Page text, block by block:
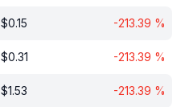
$0.15 -213.39 %
$0.31 -213.39 %
$1.53 -213.39 %